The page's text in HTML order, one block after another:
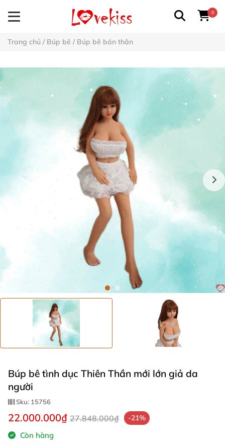
0
Trang chủ / Búp bê / Búp bê bán thân
Búp bê tình dục Thiên Thần mới lớn giả da
người
Sku: 15756
22.000.000₫ 27.848.000₫ -21%
Còn hàng